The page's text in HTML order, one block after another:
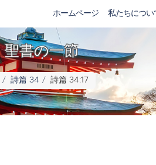
ホームページ 私たちについ
聖書の一節
詩篇 34 詩篇 34:17